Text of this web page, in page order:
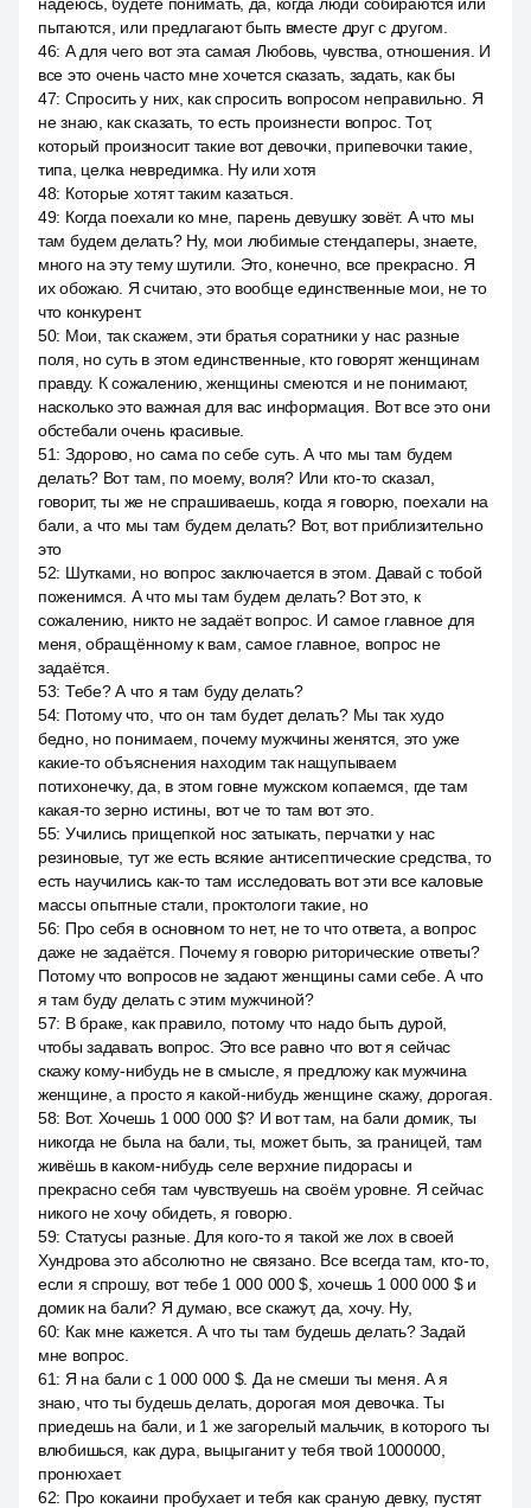
пытаются, или предлагают быть вместе друг с другом.
46: А для чего вот эта самая Любовь, чувства, отношения. И
все это очень часто мне хочется сказать, задать, как бы
47: Спросить у них, как спросить вопросом неправильно. Я
не знаю, как сказать, то есть произнести вопрос. Тот,
который произносит такие вот девочки, припевочки такие,
типа, целка невредимка. Ну или хотя
48: Которые хотят таким казаться.
49: Когда поехали ко мне, парень девушку зовёт. А что мы
там будем делать? Ну, мои любимые стендаперы, знаете,
много на эту тему шутили. Это, конечно, все прекрасно. Я
их обожаю. Я считаю, это вообще единственные мои, не то
что конкурент.
50: Мои, так скажем, эти братья соратники у нас разные
поля, но суть в этом единственные, кто говорят женщинам
правду. К сожалению, женщины смеются и не понимают,
насколько это важная для вас информация. Вот все это они
обстебали очень красивые.
51: Здорово, но сама по себе суть. А что мы там будем
делать? Вот там, по моему, воля? Или кто-то сказал,
говорит, ты же не спрашиваешь, когда я говорю, поехали на
бали, а что мы там будем делать? Вот, вот приблизительно
это
52: Шутками, но вопрос заключается в этом. Давай с тобой
поженимся. А что мы там будем делать? Вот это, к
сожалению, никто не задаёт вопрос. И самое главное для
меня, обращённому к вам, самое главное, вопрос не
задаётся.
53: Тебе? А что я там буду делать?
54: Потому что, что он там будет делать? Мы так худо
бедно, но понимаем, почему мужчины женятся, это уже
какие-то объяснения находим так нащупываем
потихонечку, да, в этом говне мужском копаемся, где там
какая-то зерно истины, вот че то там вот это.
55: Учились прищепкой нос затыкать, перчатки у нас
резиновые, тут же есть всякие антисептические средства, то
есть научились как-то там исследовать вот эти все каловые
массы опытные стали, проктологи такие, но
56: Про себя в основном то нет, не то что ответа, а вопрос
даже не задаётся. Почему я говорю риторические ответы?
Потому что вопросов не задают женщины сами себе. А что
я там буду делать с этим мужчиной?
57: В браке, как правило, потому что надо быть дурой,
чтобы задавать вопрос. Это все равно что вот я сейчас
скажу кому-нибудь не в смысле, я предложу как мужчина
женщине, а просто я какой-нибудь женщине скажу, дорогая.
58: Вот. Хочешь 1 000 000 $? И вот там, на бали домик, ты
никогда не была на бали, ты, может быть, за границей, там
живёшь в каком-нибудь селе верхние пидорасы и
прекрасно себя там чувствуешь на своём уровне. Я сейчас
никого не хочу обидеть, я говорю.
59: Статусы разные. Для кого-то я такой же лох в своей
Хундрова это абсолютно не связано. Все всегда там, кто-то,
если я спрошу, вот тебе 1 000 000 $, хочешь 1 000 000 $ и
домик на бали? Я думаю, все скажут, да, хочу. Ну,
60: Как мне кажется. А что ты там будешь делать? Задай
мне вопрос.
61: Я на бали с 1 000 000 $. Да не смеши ты меня. А я
знаю, что ты будешь делать, дорогая моя девочка. Ты
приедешь на бали, и 1 же загорелый мальчик, в которого ты
влюбишься, как дура, выцыганит у тебя твой 1000000,
пронюхает.
62: Про кокаини пробухает и тебя как сраную девку, пустят